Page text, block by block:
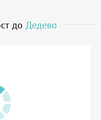
до Дедево